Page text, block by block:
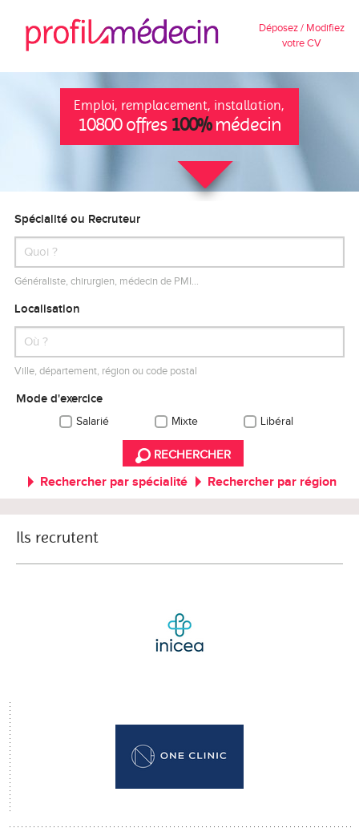
Déposez / Modifiez
votre CV
Emploi, remplacement, installation,
10800 offres 100%médecin
Spécialité ou Recruteur
Généraliste, chirurgien, médecin de PMI…
Localisation
Ville, département, région ou code postal
Mode d'exercice
Salarié Mixte Libéral
RECHERCHER
Rechercher par spécialité Rechercher par région
Ils recrutent